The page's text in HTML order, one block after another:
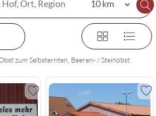
zum Selbsternten, Beeren- / Steinobst